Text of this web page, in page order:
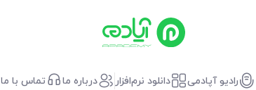
رادیو آپادمی دانلود نرم‌افزار درباره ما تماس با ما